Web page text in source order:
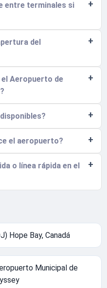
entre terminales si
del
Aeropuerto de
el aeropuerto?
o línea rápida en el
Hope Bay, Canadá
Municipal de